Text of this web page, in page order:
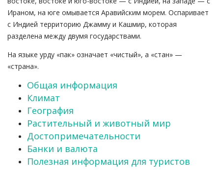
Ираном, на юге омывается Аравийским морем. Оспаривает
с Индией территорию Джамму и Кашмир, которая
разделена между двумя государствами.
На языке урду «пак» означает «чистый», а «стан» —
«страна».
Общая информация
Климат
География
Растительный и животный мир
Достопримечательности
Банки и валюта
Полезная информация для туристов